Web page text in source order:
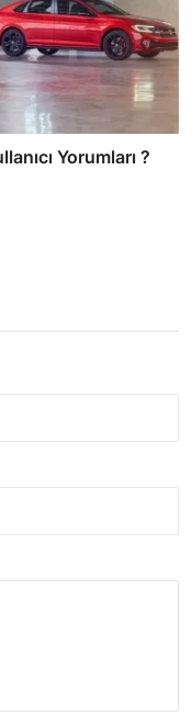
Yorumları ?